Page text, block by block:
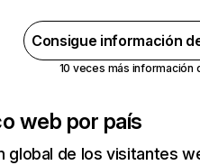
Consigue información
10 veces más información
web por país
global de los visitantes